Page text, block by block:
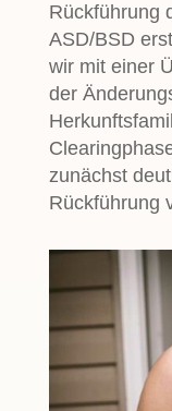
Rückführung
ASD/BSD
wir mit einer
der
zunächst
Rückführung